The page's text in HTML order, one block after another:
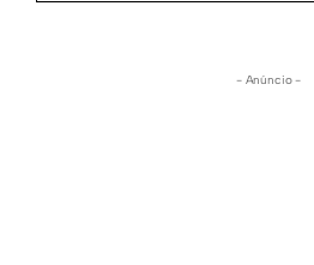
- Anúncio -